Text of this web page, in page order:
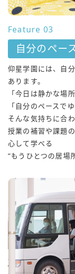
Feature 03
自分のペー
仰星学園には、自
あります。
「今日は静かな場
「自分のペースで
そんな気持ちに合
授業の補習や課題
心して学べる
“もうひとつの居場